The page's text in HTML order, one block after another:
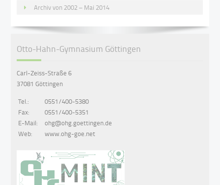
Archiv von 2002 – Mai 2014
Otto-Hahn-Gymnasium Göttingen
Carl-Zeiss-Straße 6
37081 Göttingen
Tel.:
0551/400-5380
Fax:
0551/400-5351
E-Mail:
ohg@ohg.goettingen.de
Web:
www.ohg-goe.net